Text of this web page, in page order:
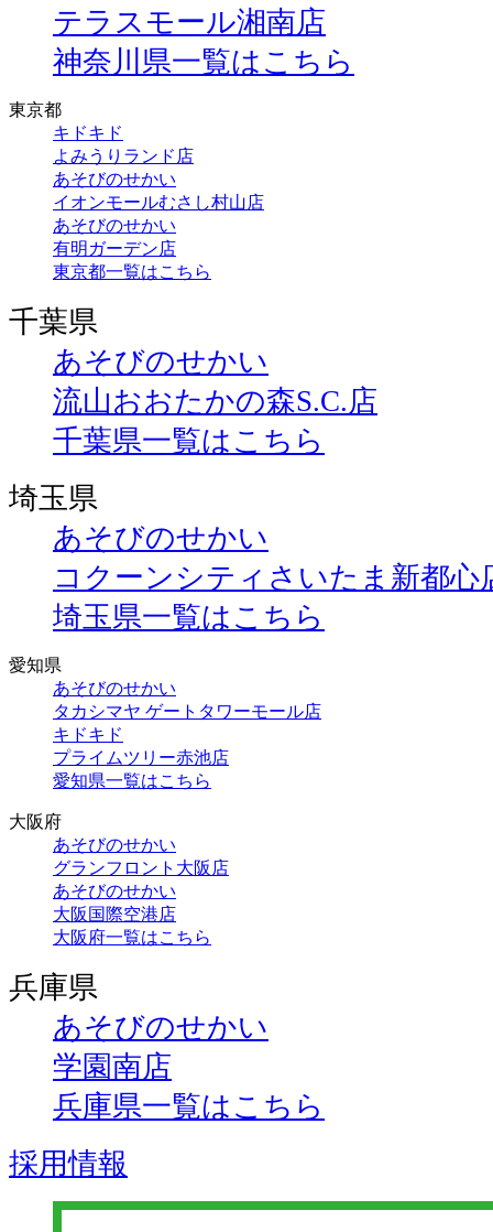
テラスモール湘南店
神奈川県一覧はこちら
東京都
キドキド
よみうりランド店
あそびのせかい
イオンモールむさし村山店
あそびのせかい
有明ガーデン店
東京都一覧はこちら
千葉県
あそびのせかい
流山おおたかの森S.C.店
千葉県一覧はこちら
埼玉県
あそびのせかい
コクーンシティさいたま新都心
埼玉県一覧はこちら
愛知県
あそびのせかい
タカシマヤ ゲートタワーモール店
キドキド
プライムツリー赤池店
愛知県一覧はこちら
大阪府
あそびのせかい
グランフロント大阪店
あそびのせかい
大阪国際空港店
大阪府一覧はこちら
兵庫県
あそびのせかい
学園南店
兵庫県一覧はこちら
採用情報